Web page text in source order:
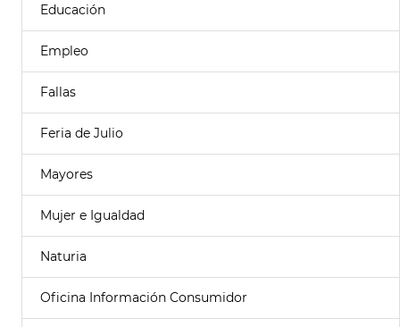
Educación
Empleo
Fallas
Feria de Julio
Mayores
Mujer e Igualdad
Naturia
Oficina Información Consumidor